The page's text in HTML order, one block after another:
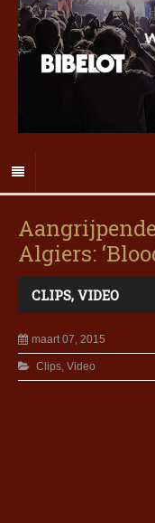
Algiers:
CLIPS, VIDEO
maart 07, 2015
Clips, Video